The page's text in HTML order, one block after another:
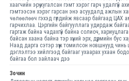
хаагчийн эрүү хугалсан гэмт хэрэг гарч удалгүй
гэмтээсэн хэрэг гарсан энэ асуудалд ажлын
чөлөөлөөч гэхэд гүлдийж явсаар байгаад ЦАХ
гарчихлаа. Цэргийн байгууллага удирдаж
гаргаж байна чадахгүй байна солиоч,
байсан хаана байна тэр хүний эрх, дүрмийн бус
Наад дарга сэтэр зүүж томилсон новшнууд
дэглэлтээ хийлгээд байгааг ухаарах ухаан
байгаа бол зайлаач дээ
Зочин